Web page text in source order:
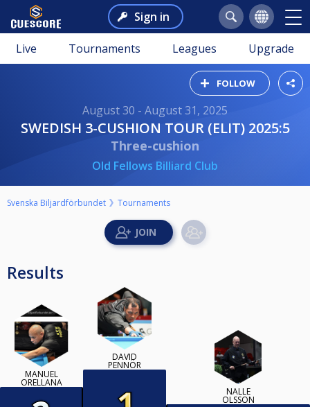
Sign in
Live Tournaments Leagues Upgrade
FOLLOW
August 30 - August 31, 2025
SWEDISH 3-CUSHION TOUR (ELIT) 2025:5
Three-cushion
Old Fellows Billiard Club
Svenska Biljardförbundet Tournaments
Results
MANUEL
ORELLANA
DAVID
PENNÖR
NALLE
OLSSON